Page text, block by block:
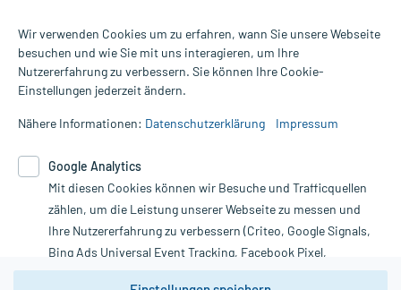
Alle Preise gelten inkl. MwSt., ggf. zzgl. Versandkosten
Informationen auf dieser Website werden ausschließlich für
die Untersuchung und Behandlung durch einen Arzt. Bitte
Therapien eingeleitet werden können. | Diese Webseite benutzt
Google Analytics. Lesen Sie bitte dazu die wichtigen Hinweise in
unserer Datenschutzerklärung. Für den Widerruf einer Bestellung
nutzen Sie das Formular:
Vertrag widerrufen
Wir verwenden Cookies um zu erfahren, wann Sie unsere Webseite
besuchen und wie Sie mit uns interagieren, um Ihre
Nutzererfahrung zu verbessern. Sie können Ihre Cookie-
Einstellungen jederzeit ändern.
Nähere Informationen: Datenschutzerklärung Impressum
Google Analytics
Mit diesen Cookies können wir Besuche und Trafficquellen
zählen, um die Leistung unserer Webseite zu messen und
Ihre Nutzererfahrung zu verbessern (Criteo, Google Signals,
Bing Ads Universal Event Tracking, Facebook Pixel,
Youtube-Social Plugin).